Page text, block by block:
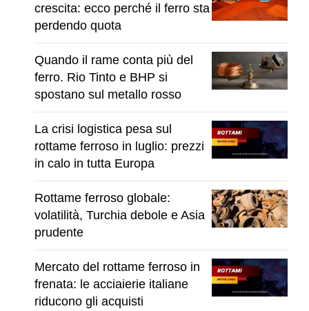
crescita: ecco perché il ferro sta
perdendo quota
Quando il rame conta più del
ferro. Rio Tinto e BHP si
spostano sul metallo rosso
La crisi logistica pesa sul
rottame ferroso in luglio: prezzi
in calo in tutta Europa
Rottame ferroso globale:
volatilità, Turchia debole e Asia
prudente
Mercato del rottame ferroso in
frenata: le acciaierie italiane
riducono gli acquisti